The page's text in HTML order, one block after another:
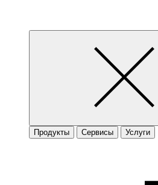
Продукты Сервисы Услуги